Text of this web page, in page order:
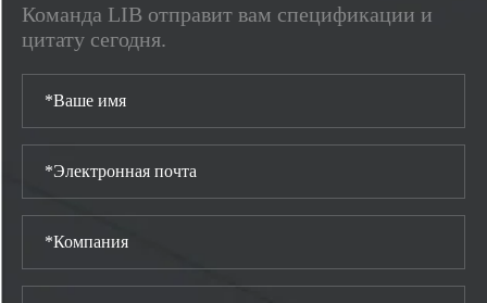
Команда LIB отправит вам спецификации и
цитату сегодня.